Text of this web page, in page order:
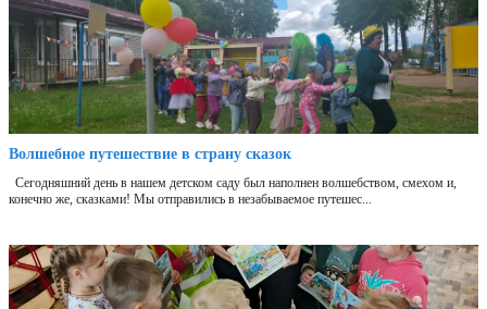
Волшебное путешествие в страну сказок
Сегодняшний день в нашем детском саду был наполнен волшебством, смехом и,
конечно же, сказками! Мы отправились в незабываемое путешес...